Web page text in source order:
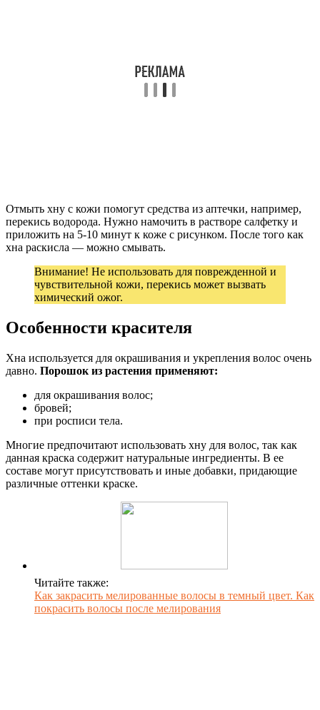
Отмыть хну с кожи помогут средства из аптечки, например,
перекись водорода. Нужно намочить в растворе салфетку и
приложить на 5-10 минут к коже с рисунком. После того как
хна раскисла — можно смывать.
Внимание! Не использовать для поврежденной и
чувствительной кожи, перекись может вызвать
химический ожог.
Особенности красителя
Хна используется для окрашивания и укрепления волос очень
давно. Порошок из растения применяют:
для окрашивания волос;
бровей;
при росписи тела.
Многие предпочитают использовать хну для волос, так как
данная краска содержит натуральные ингредиенты. В ее
составе могут присутствовать и иные добавки, придающие
различные оттенки краске.
Читайте также:
Как закрасить мелированные волосы в темный цвет. Как
покрасить волосы после мелирования